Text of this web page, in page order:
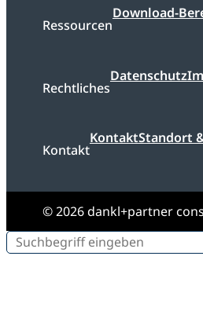
Ressourcen
Download-
Rechtliches
Datenschutz
Kontakt
KontaktStandort
© 2026 dankl+partner